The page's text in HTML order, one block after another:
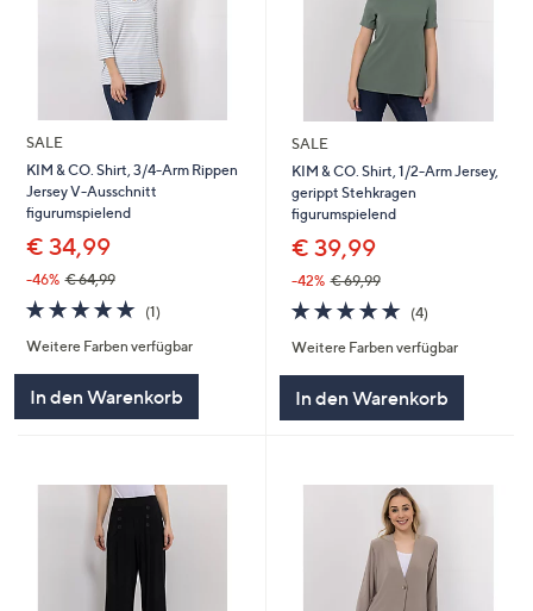
SALE
KIM & CO. Shirt, 3/4-Arm Rippen
Jersey V-Ausschnitt
figurumspielend
€ 34,99
-46% € 64,99
5.0
von
5
(1)
Weitere Farben verfügbar
In den Warenkorb
SALE
KIM & CO. Shirt, 1/2-Arm Jersey,
gerippt Stehkragen
figurumspielend
€ 39,99
-42% € 69,99
5.0
von
5
(4)
Weitere Farben verfügbar
In den Warenkorb